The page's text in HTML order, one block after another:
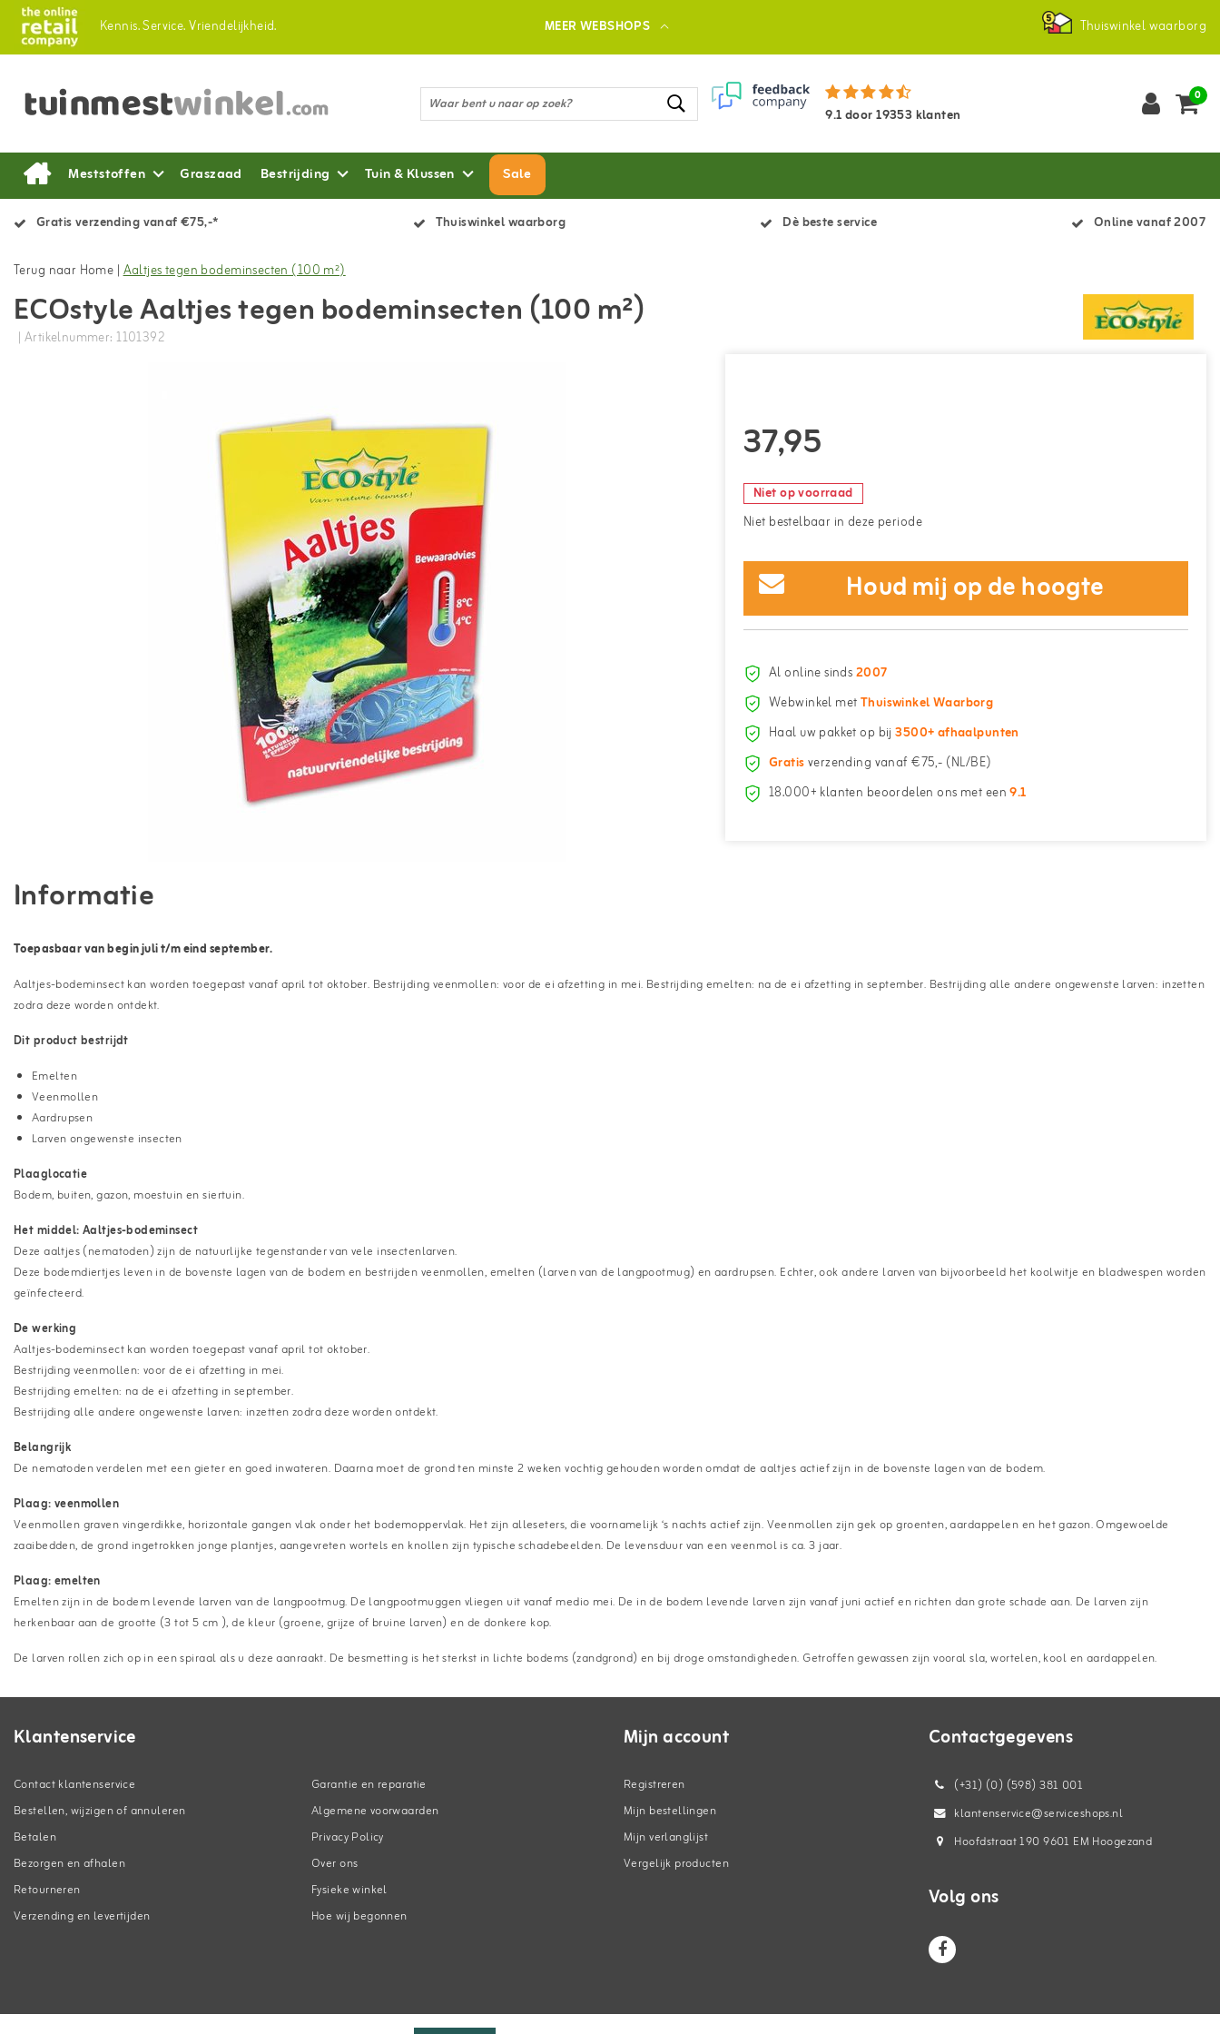
Kennis.Service.Vriendelijkheid. MEER WEBSHOPS Thuiswinkel waarborg
9.1door19353 klanten
0
Meststoffen Graszaad Bestrijding Tuin & Klussen Sale
Gratis verzending vanaf €75,-* Thuiswinkel waarborg Dè beste service Online vanaf 2007
Terug naar Home |Aaltjes tegen bodeminsecten (100 m²)
ECOstyle Aaltjes tegen bodeminsecten (100 m²)
| Artikelnummer: 1101392
37,95
Niet op voorraad
Niet bestelbaar in deze periode
Houd mij op de hoogte
Al online sinds2007
Webwinkel metThuiswinkel Waarborg
Haal uw pakket op bij3500+ afhaalpunten
Gratisverzending vanaf €75,- (NL/BE)
18.000+ klanten beoordelen ons met een9.1
Informatie
Toepasbaar van begin juli t/m eind september.
Aaltjes-bodeminsect kan worden toegepast vanaf april tot oktober. Bestrijding veenmollen: voor de ei afzetting in mei. Bestrijding emelten: na de ei afzetting in september. Bestrijding alle andere ongewenste larven: inzetten
zodra deze worden ontdekt.
Dit product bestrijdt
Emelten
Veenmollen
Aardrupsen
Larven ongewenste insecten
Plaaglocatie
Bodem, buiten, gazon, moestuin en siertuin.
Het middel: Aaltjes-bodeminsect
Deze aaltjes (nematoden) zijn de natuurlijke tegenstander van vele insectenlarven.
Deze bodemdiertjes leven in de bovenste lagen van de bodem en bestrijden veenmollen, emelten (larven van de langpootmug) en aardrupsen. Echter, ook andere larven van bijvoorbeeld het koolwitje en bladwespen worden
geïnfecteerd.
De werking
Aaltjes-bodeminsect kan worden toegepast vanaf april tot oktober.
Bestrijding veenmollen: voor de ei afzetting in mei.
Bestrijding emelten: na de ei afzetting in september.
Bestrijding alle andere ongewenste larven: inzetten zodra deze worden ontdekt.
Belangrijk
De nematoden verdelen met een gieter en goed inwateren. Daarna moet de grond ten minste 2 weken vochtig gehouden worden omdat de aaltjes actief zijn in de bovenste lagen van de bodem.
Plaag: veenmollen
Veenmollen graven vingerdikke, horizontale gangen vlak onder het bodemoppervlak. Het zijn alleseters, die voornamelijk ‘s nachts actief zijn. Veenmollen zijn gek op groenten, aardappelen en het gazon. Omgewoelde
zaaibedden, de grond ingetrokken jonge plantjes, aangevreten wortels en knollen zijn typische schadebeelden. De levensduur van een veenmol is ca. 3 jaar.
Plaag: emelten
Emelten zijn in de bodem levende larven van de langpootmug. De langpootmuggen vliegen uit vanaf medio mei. De in de bodem levende larven zijn vanaf juni actief en richten dan grote schade aan. De larven zijn
herkenbaar aan de grootte (3 tot 5 cm ), de kleur (groene, grijze of bruine larven) en de donkere kop.
De larven rollen zich op in een spiraal als u deze aanraakt. De besmetting is het sterkst in lichte bodems (zandgrond) en bij droge omstandigheden. Getroffen gewassen zijn vooral sla, wortelen, kool en aardappelen.
Klantenservice
Contact klantenservice
Bestellen, wijzigen of annuleren
Betalen
Bezorgen en afhalen
Retourneren
Verzending en levertijden
Garantie en reparatie
Algemene voorwaarden
Privacy Policy
Over ons
Fysieke winkel
Hoe wij begonnen
Mijn account
Registreren
Mijn bestellingen
Mijn verlanglijst
Vergelijk producten
Contactgegevens
(+31) (0) (598) 381 001
klantenservice@serviceshops.nl
Hoofdstraat 190 9601 EM Hoogezand
Volg ons